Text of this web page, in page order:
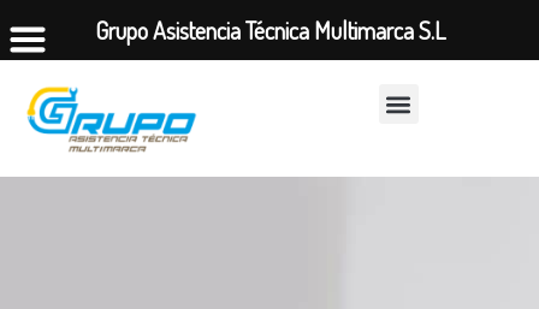
Grupo Asistencia Técnica Multimarca S.L